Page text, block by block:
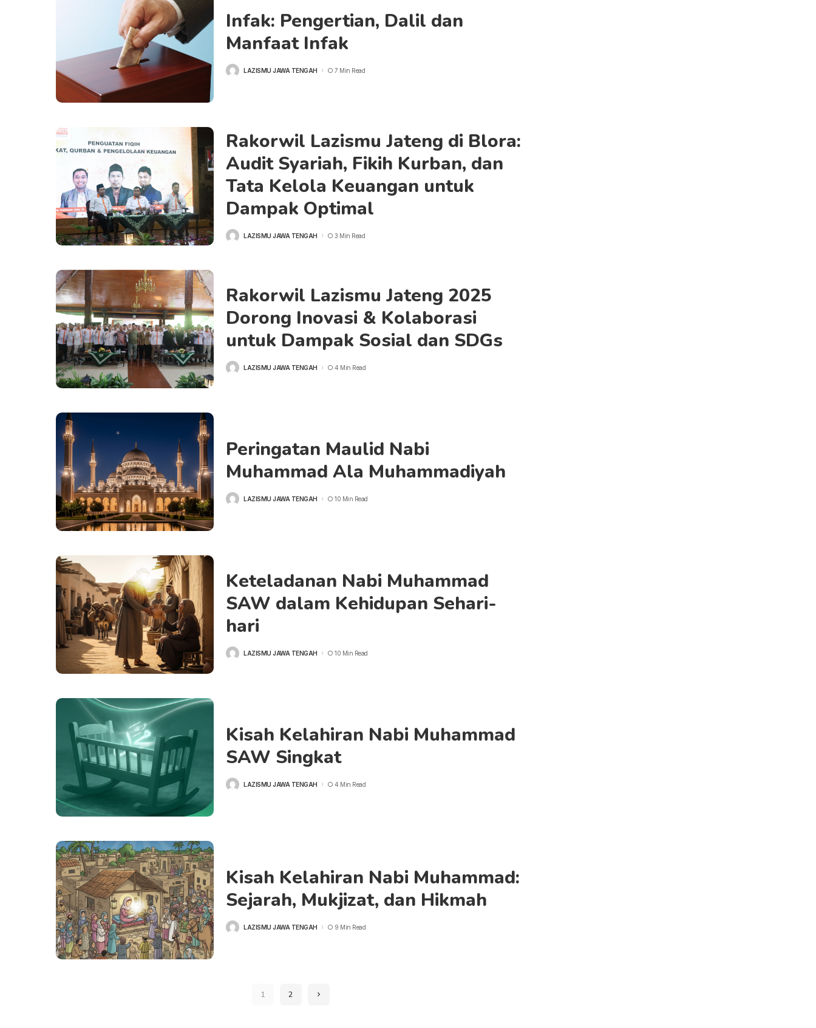
Infak: Pengertian, Dalil dan
Manfaat Infak
POSTEDLAZISMU JAWA TENGAH 7 Min Read
Rakorwil Lazismu Jateng di Blora:
Audit Syariah, Fikih Kurban, dan
Tata Kelola Keuangan untuk
Dampak Optimal
POSTEDLAZISMU JAWA TENGAH 3 Min Read
Rakorwil Lazismu Jateng 2025
Dorong Inovasi & Kolaborasi
untuk Dampak Sosial dan SDGs
POSTEDLAZISMU JAWA TENGAH 4 Min Read
Peringatan Maulid Nabi
Muhammad Ala Muhammadiyah
POSTEDLAZISMU JAWA TENGAH 10 Min Read
Keteladanan Nabi Muhammad
SAW dalam Kehidupan Sehari-
hari
POSTEDLAZISMU JAWA TENGAH 10 Min Read
Kisah Kelahiran Nabi Muhammad
SAW Singkat
POSTEDLAZISMU JAWA TENGAH 4 Min Read
Kisah Kelahiran Nabi Muhammad:
Sejarah, Mukjizat, dan Hikmah
POSTEDLAZISMU JAWA TENGAH 9 Min Read
1 2